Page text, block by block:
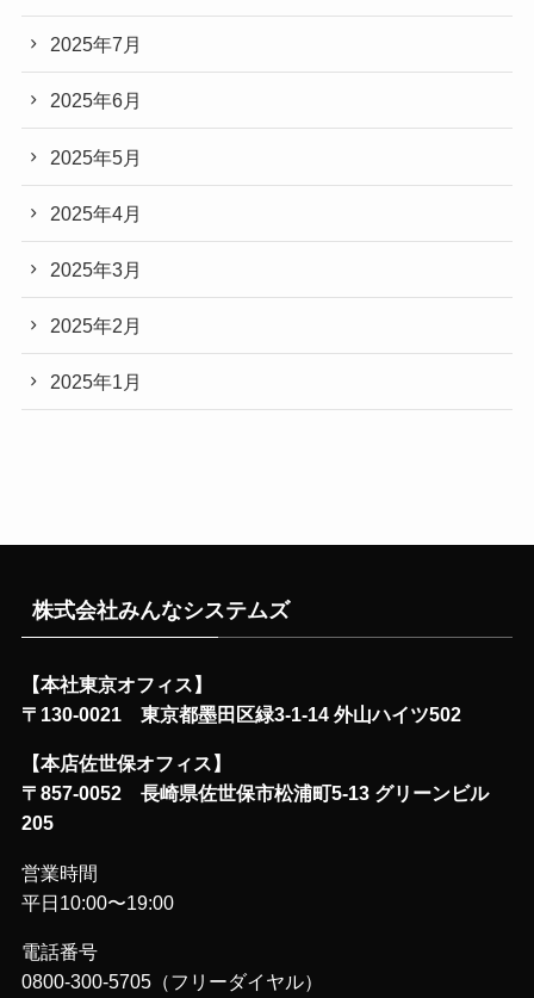
2025年7月
2025年6月
2025年5月
2025年4月
2025年3月
2025年2月
2025年1月
株式会社みんなシステムズ
【本社東京オフィス】
〒130-0021 東京都墨田区緑3-1-14 外山ハイツ502
【本店佐世保オフィス】
〒857-0052 長崎県佐世保市松浦町5-13 グリーンビル
205
営業時間
平日10:00〜19:00
電話番号
0800-300-5705（フリーダイヤル）